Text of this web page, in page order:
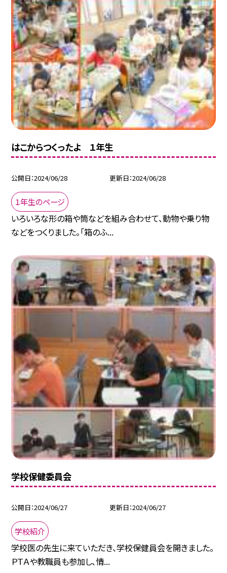
はこからつくったよ １年生
公開日 2024/06/28 更新日 2024/06/28
１年生のページ
いろいろな形の箱や筒などを組み合わせて、動物や乗り物
などをつくりました。「箱のふ...
学校保健委員会
公開日 2024/06/27 更新日 2024/06/27
学校紹介
学校医の先生に来ていただき、学校保健員会を開きました。
ＰＴＡや教職員も参加し、情...